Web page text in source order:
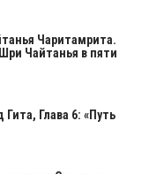
Чаритамрита.
Чайтанья в пяти
Глава 6: «Путь